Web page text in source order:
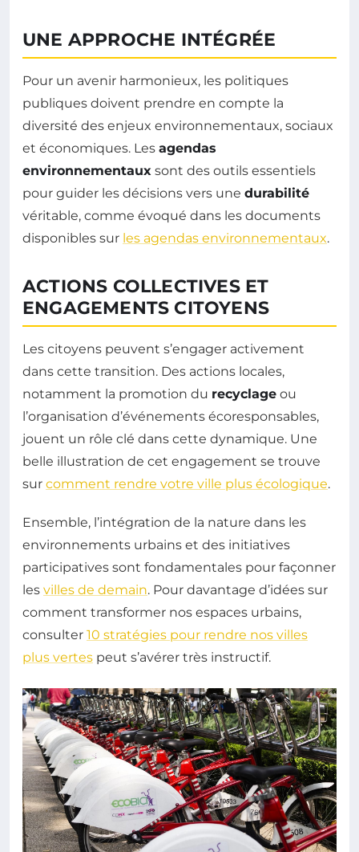
UNE APPROCHE INTÉGRÉE
Pour un avenir harmonieux, les politiques
publiques doivent prendre en compte la
diversité des enjeux environnementaux, sociaux
et économiques. Les agendas
environnementaux sont des outils essentiels
pour guider les décisions vers une durabilité
véritable, comme évoqué dans les documents
disponibles sur les agendas environnementaux.
ACTIONS COLLECTIVES ET
ENGAGEMENTS CITOYENS
Les citoyens peuvent s’engager activement
dans cette transition. Des actions locales,
notamment la promotion du recyclage ou
l’organisation d’événements écoresponsables,
jouent un rôle clé dans cette dynamique. Une
belle illustration de cet engagement se trouve
sur comment rendre votre ville plus écologique.
Ensemble, l’intégration de la nature dans les
environnements urbains et des initiatives
participatives sont fondamentales pour façonner
les villes de demain. Pour davantage d’idées sur
comment transformer nos espaces urbains,
consulter 10 stratégies pour rendre nos villes
plus vertes peut s’avérer très instructif.